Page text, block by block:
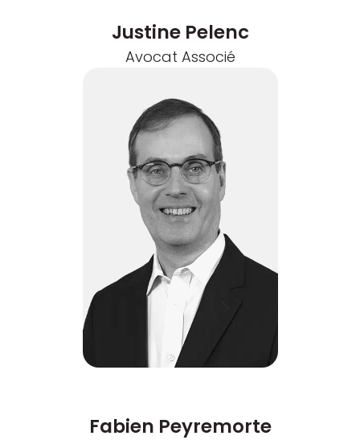
Justine Pelenc
Avocat Associé
Fabien Peyremorte